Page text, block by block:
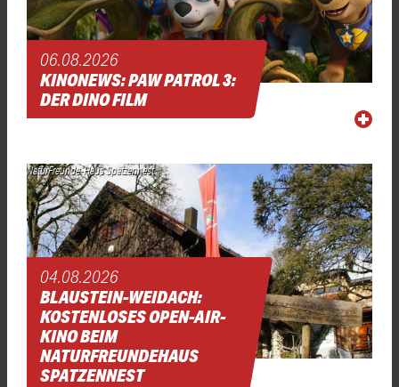
06.08.2026
KINONEWS: PAW PATROL 3:
DER DINO FILM
NaturFreunde-Haus Spatzennest
04.08.2026
BLAUSTEIN-WEIDACH:
KOSTENLOSES OPEN-AIR-
KINO BEIM
NATURFREUNDEHAUS
SPATZENNEST